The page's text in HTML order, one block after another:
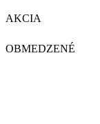
AKCIA
OBMEDZENÉ